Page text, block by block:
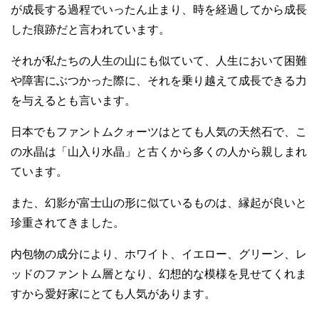
が成長する過程でいったん止まり、時を経過してから成長
した痕跡だと言われています。
それが私たちの人生の山にも似ていて、人生において困難
や障害にぶつかった際に、それを乗り越えて成長できる力
を与えるとも言います。
日本でもファントムクォーツはとても人気の天然石で、こ
の水晶は「山入り水晶」と古くから多くの人から親しまれ
ています。
また、幻影が富士山の形に似ているものは、縁起が良いと
珍重されてきました。
内包物の成分により、ホワイト、イエロー、グリーン、レ
ッドのファントム層となり、幻想的な模様を見せてくれま
すから愛好家にとても人気があります。